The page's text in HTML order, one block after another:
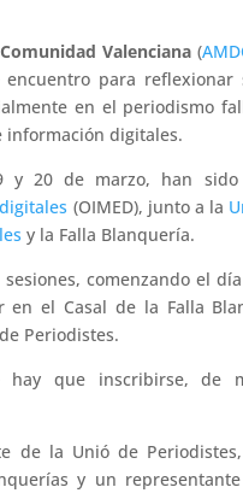
Valenciana(
para
en el periodismo
información digitales.
y 20 de marzo, han
(OIMED), junto a la
y la Falla Blanquería.
comenzando el
en el Casal de la Falla
Periodistes.
que inscribirse, de
de la Unió de
y un